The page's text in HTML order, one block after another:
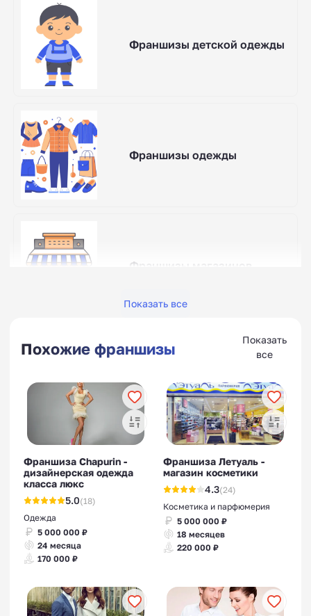
Франшизы детской одежды
Франшизы одежды
Франшизы магазинов
Франшизы склада
индивидуального хранения
Показать все
Похожие франшизы
Показать
все
Франшиза Chapurin -
дизайнерская одежда
класса люкс
5.0(18)
Одежда
5 000 000 ₽
24 месяца
170 000 ₽
Франшиза Летуаль -
магазин косметики
4.3(24)
Косметика и парфюмерия
5 000 000 ₽
18 месяцев
220 000 ₽